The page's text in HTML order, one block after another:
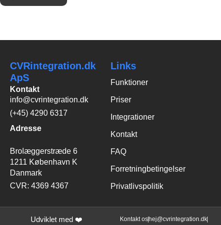
CVRintegration.dk
ApS
Kontakt
info@cvrintegration.dk
(+45) 4290 6317
Adresse
Brolæggerstræde 6
1211 København K
Danmark
CVR: 4369 4367
Links
Funktioner
Priser
Integrationer
Kontakt
FAQ
Forretningbetingelser
Privatlivspolitik
Udviklet med ❤️ Kontakt os hej@cvrintegration.dk